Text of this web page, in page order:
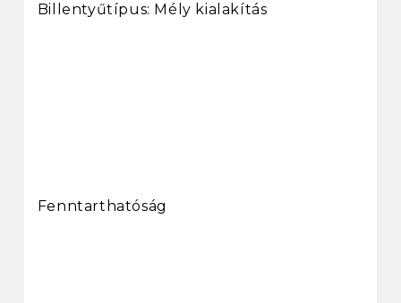
Billentyűtípus: Mély kialakítás
Fenntarthatóság